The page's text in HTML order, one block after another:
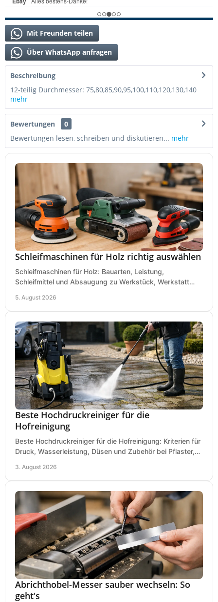
Mit Freunden teilen
Über WhatsApp anfragen
Beschreibung
12-teilig Durchmesser: 75,80,85,90,95,100,110,120,130,140
mehr
Bewertungen
0
Bewertungen lesen, schreiben und diskutieren... mehr
Schleifmaschinen für Holz richtig auswählen
Schleifmaschinen für Holz: Bauarten, Leistung,
Schleifmittel und Absaugung zu Werkstück, Werkstatt
5. August 2026
Beste Hochdruckreiniger für die
Hofreinigung
Beste Hochdruckreiniger für die Hofreinigung: Kriterien für
Druck, Wasserleistung, Düsen und Zubehör bei Pflaster,
3. August 2026
Abrichthobel-Messer sauber wechseln: So
geht's